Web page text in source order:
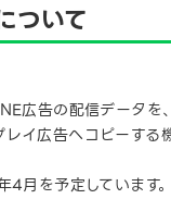
ついて
広告の配信データを
イ広告へコピーする機
月を予定しています。